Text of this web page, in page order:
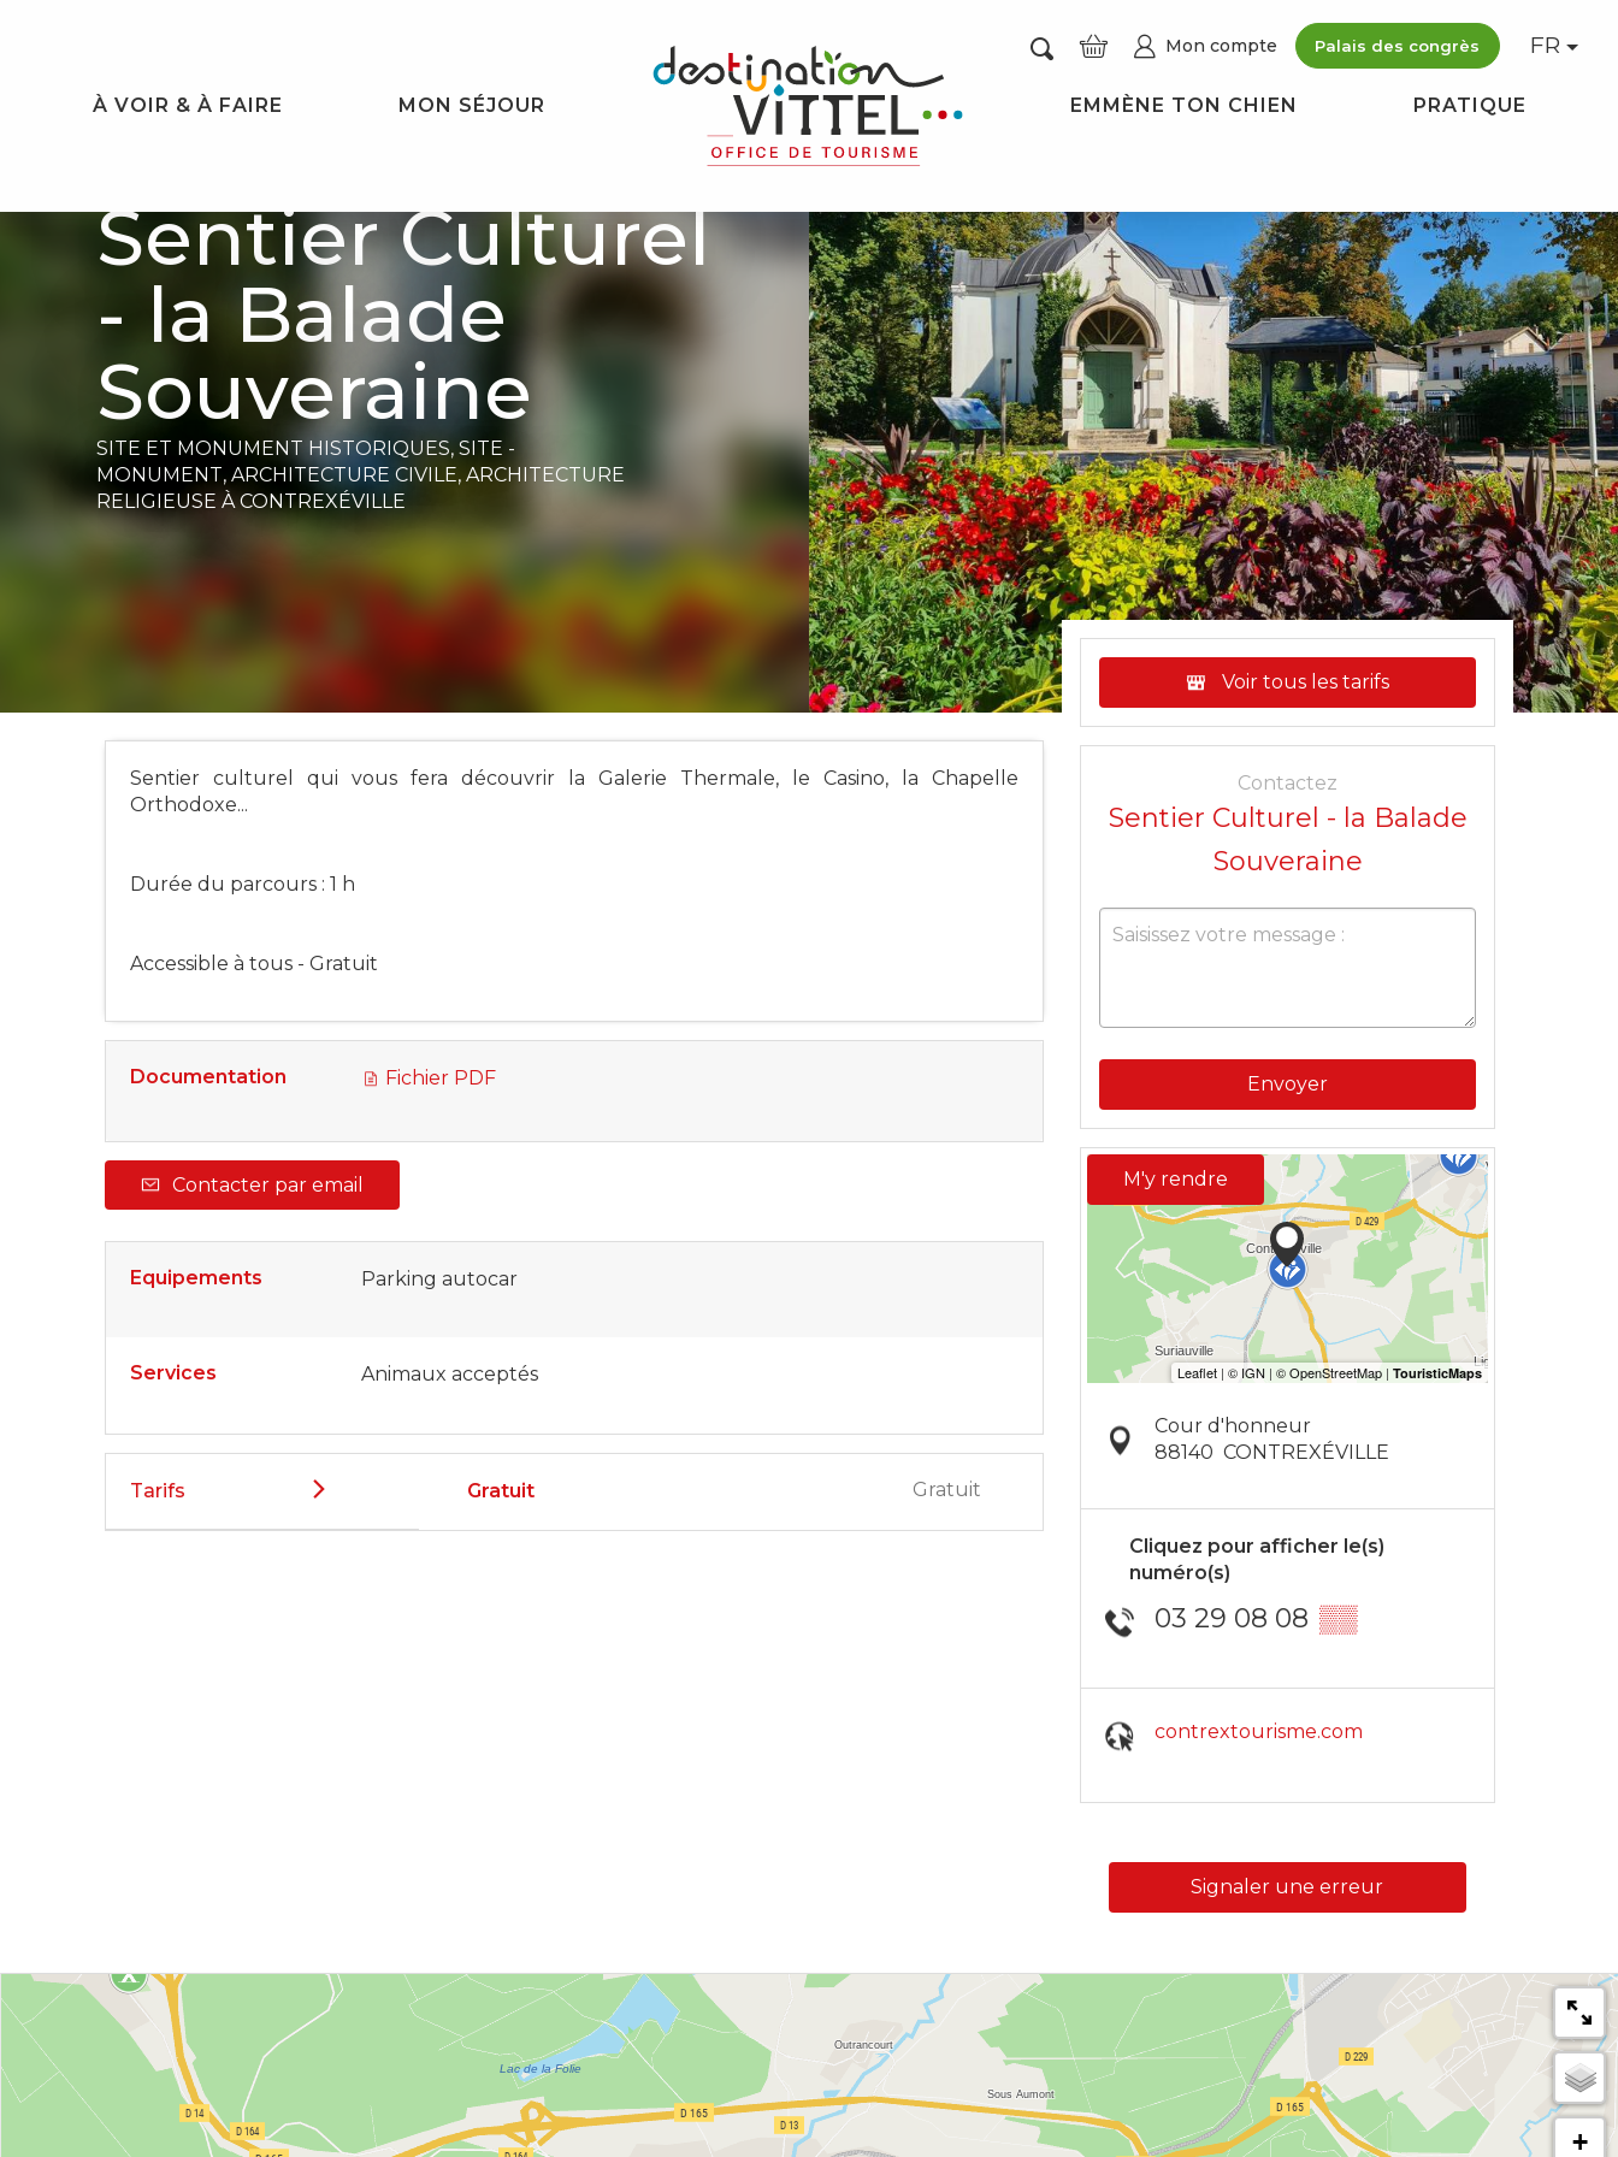
Mon compte Palais des congrès
Recherche
FR
À VOIR & À FAIRE MON SÉJOUR EMMÈNE TON CHIEN PRATIQUE
Sentier Culturel
- la Balade
Souveraine
SITE ET MONUMENT HISTORIQUES, SITE -
MONUMENT, ARCHITECTURE CIVILE, ARCHITECTURE
RELIGIEUSE À CONTREXÉVILLE
Sentier culturel qui vous fera découvrir la Galerie Thermale, le Casino, la Chapelle
Orthodoxe...
Durée du parcours : 1 h
Accessible à tous - Gratuit
Documentation Fichier PDF
Contacter par email
Equipements Parking autocar
Services Animaux acceptés
Tarifs Gratuit Gratuit
Voir tous les tarifs
Contactez
Sentier Culturel - la Balade
Souveraine
Envoyer
M'y rendre
Cour d'honneur
88140 CONTREXÉVILLE
Cliquez pour afficher le(s)
numéro(s)
03 29 08 08 ▒▒
contrextourisme.com
Signaler une erreur
+